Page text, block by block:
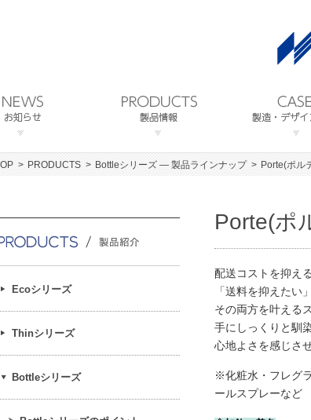
PRODUCTS Bottleシリーズ ― 製品ラインナップ Porte(ポル
Porte(ポ
配送コストを抑え
「送料を抑えたい
その両方を叶える
手にしっくりと馴
心地よさを感じさ
※化粧水・フレグ
ールスプレーなど
Ecoシリーズ
Thinシリーズ
Bottleシリーズ